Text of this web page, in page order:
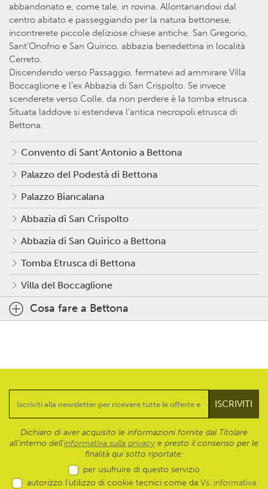
abbandonato e, come tale, in rovina. Allontanandovi dal
centro abitato e passeggiando per la natura bettonese,
incontrerete piccole deliziose chiese antiche. San Gregorio,
Sant’Onofrio e San Quirico, abbazia benedettina in località
Cerreto.
Discendendo verso Passaggio, fermatevi ad ammirare Villa
Boccaglione e l’ex Abbazia di San Crispolto. Se invece
scenderete verso Colle, da non perdere è la tomba etrusca.
Situata laddove si estendeva l’antica necropoli etrusca di
Bettona.
Convento di Sant’Antonio a Bettona
Palazzo del Podestà di Bettona
Palazzo Biancalana
Abbazia di San Crispolto
Abbazia di San Quirico a Bettona
Tomba Etrusca di Bettona
Villa del Boccaglione
Cosa fare a Bettona
Dichiaro di aver acquisito le informazioni fornite dal Titolare
all’interno dell'informativa sulla privacy e presto il consenso per le
finalità qui sotto riportate:
per usufruire di questo servizio
autorizzo l’utilizzo di cookie tecnici come da Vs. informativa